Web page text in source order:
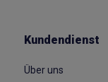
Kundendienst
Über uns